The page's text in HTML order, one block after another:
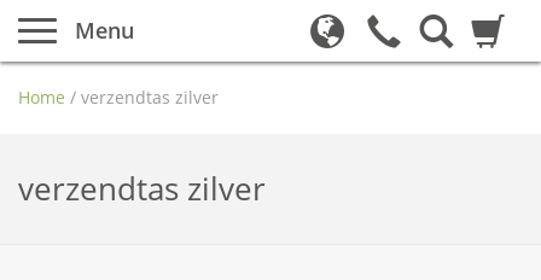
Menu
Home / verzendtas zilver
verzendtas zilver